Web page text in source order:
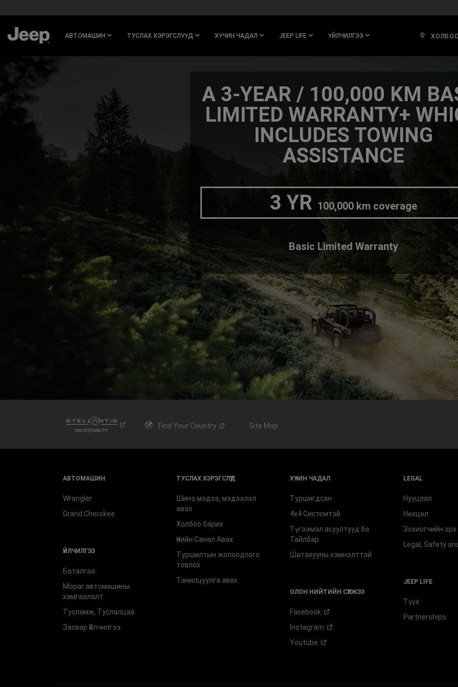
MAIN
АВТОМАШИН ТУСЛАХ ХЭРЭГСЛҮҮД ХҮЧИН ЧАДАЛ JEEP LIFE ҮЙЛЧИЛГЭЭ
SKIP TO
NAVIGATION
A 3-YEAR / 100,000 KM
LIMITED WARRANTY+
INCLUDES TOWING
ASSISTANCE
3 YR 100,000 km coverage
Basic Limited Warranty
Find Your Country Site Map
АВТОМАШИН
Wrangler
Grand Cherokee
ҮЙЛЧИЛГЭЭ
Баталгаа
Mopar автомашины
хамгаалалт
Тусламж, Туслалцаа
Засвар Үйлчилгээ
ТУСЛАХ ХЭРЭГСЛҮҮД
Шинэ мэдээ, мэдээлэл
авах
Холбоо барих
Үнийн Санал Авах
Туршилтын жолоодлого
товлох
Танилцуулга авах
ХҮЧИН ЧАДАЛ
Туршигдсан
4x4 Cистемтэй
Түгээмэл асуултууд ба
Тайлбар
Шатахууны хэмнэлттэй
ОЛОН НИЙТИЙН СҮЛЖЭЭ
Facebook
Instagram
Youtube
LEGAL
Нууцлал
Нөхцөл
Зохиогчийн эрх
Legal, Safety
JEEP LIFE
Түүх
Partnerships